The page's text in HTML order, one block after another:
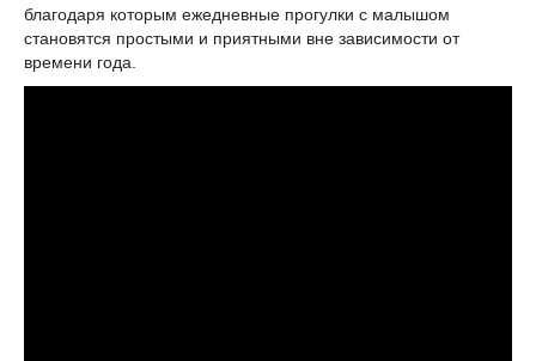
благодаря которым ежедневные прогулки с малышом
становятся простыми и приятными вне зависимости от
времени года.